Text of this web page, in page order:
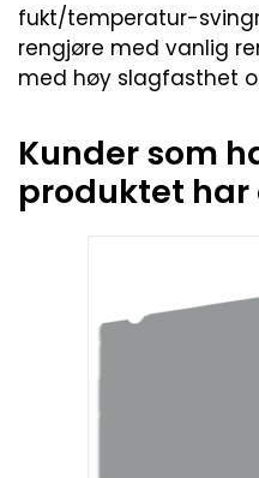
fukt/temperatur-
rengjøre med vanlig
med høy slagfasthet
Kunder som
produktet har